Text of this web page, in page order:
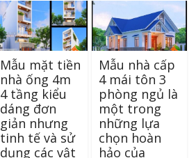
Mẫu mặt tiền
nhà ống 4m
4 tầng kiểu
dáng đơn
giản nhưng
tinh tế và sử
dụng các vật
Mẫu nhà cấp
4 mái tôn 3
phòng ngủ là
một trong
những lựa
chọn hoàn
hảo của